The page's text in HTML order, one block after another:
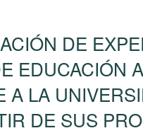
DE
EDUCACIÓN
A LA
DE SUS